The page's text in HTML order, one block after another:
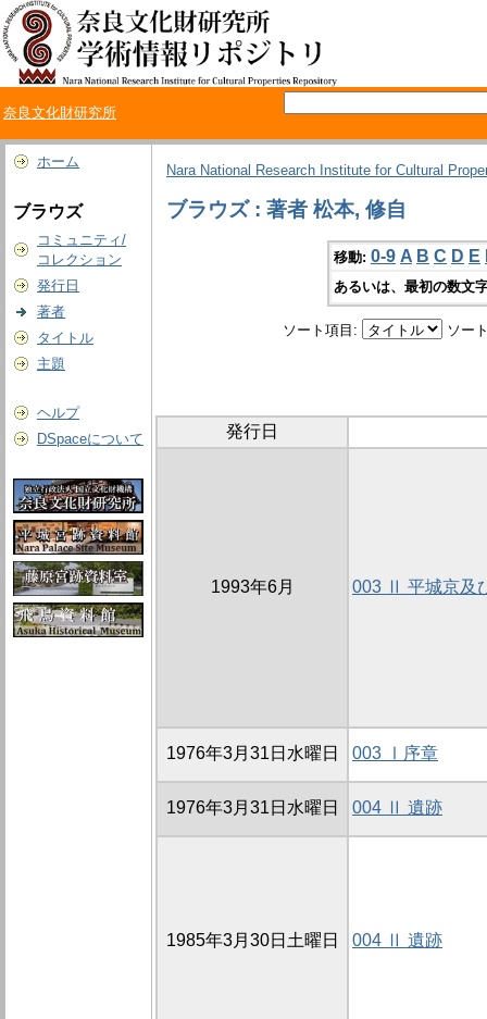
奈良文化財研究所
ホーム
ブラウズ
コミュニティ/
コレクション
発行日
著者
タイトル
主題
ヘルプ
DSpaceについて
Nara National Research Institute for Cultural
ブラウズ : 著者 松本, 修自
移動: 0-9 A B C D E
あるいは、最初の数文
ソート項目: ソー
発行日
1993年6月 003 Ⅱ 平城京及
1976年3月31日水曜日 003 Ⅰ序章
1976年3月31日水曜日 004 Ⅱ 遺跡
1985年3月30日土曜日 004 Ⅱ 遺跡